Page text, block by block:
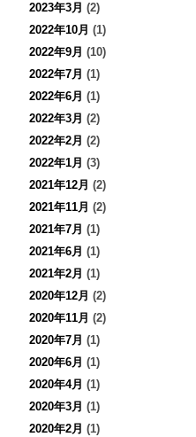
2023年3月 (2)
2022年10月 (1)
2022年9月 (10)
2022年7月 (1)
2022年6月 (1)
2022年3月 (2)
2022年2月 (2)
2022年1月 (3)
2021年12月 (2)
2021年11月 (2)
2021年7月 (1)
2021年6月 (1)
2021年2月 (1)
2020年12月 (2)
2020年11月 (2)
2020年7月 (1)
2020年6月 (1)
2020年4月 (1)
2020年3月 (1)
2020年2月 (1)